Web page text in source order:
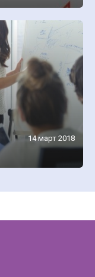
14 март 2018